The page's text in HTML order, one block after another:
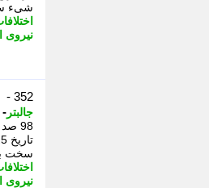
شیء
نیروی
352 -
جالبتر -
98
سخت
نیروی